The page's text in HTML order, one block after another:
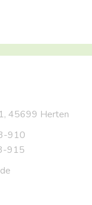
45699 Herten
910
915